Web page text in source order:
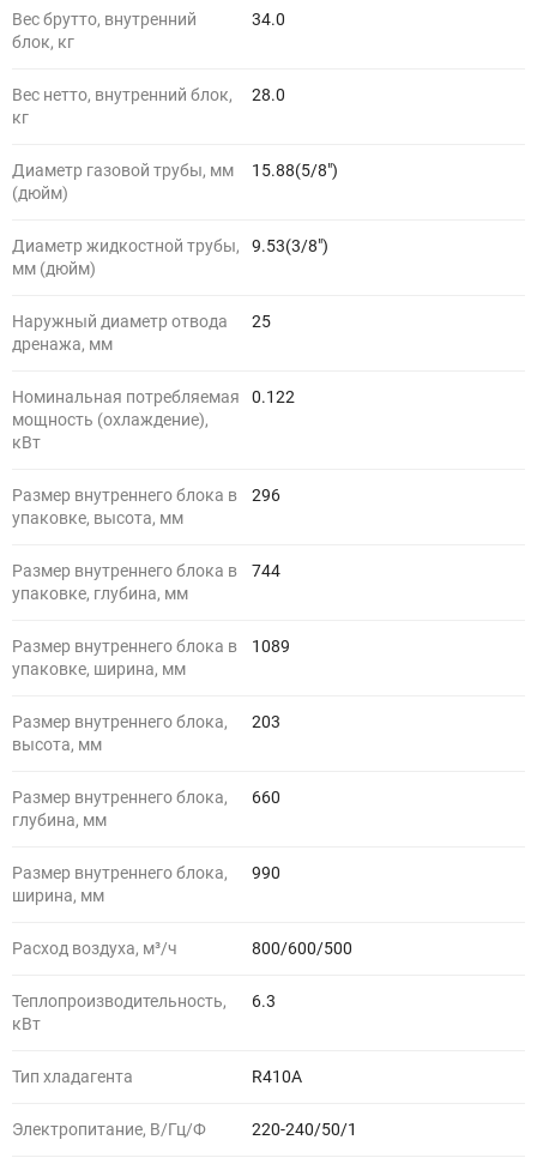
Вес брутто, внутренний
блок, кг
34.0
Вес нетто, внутренний блок,
кг
28.0
Диаметр газовой трубы, мм
(дюйм)
15.88(5/8")
Диаметр жидкостной трубы,
мм (дюйм)
9.53(3/8")
Наружный диаметр отвода
дренажа, мм
25
Номинальная потребляемая
мощность (охлаждение),
кВт
0.122
Размер внутреннего блока в
упаковке, высота, мм
296
Размер внутреннего блока в
упаковке, глубина, мм
744
Размер внутреннего блока в
упаковке, ширина, мм
1089
Размер внутреннего блока,
высота, мм
203
Размер внутреннего блока,
глубина, мм
660
Размер внутреннего блока,
ширина, мм
990
Расход воздуха, м³/ч 800/600/500
Теплопроизводительность,
кВт
6.3
Тип хладагента R410A
Электропитание, В/Гц/Ф 220-240/50/1